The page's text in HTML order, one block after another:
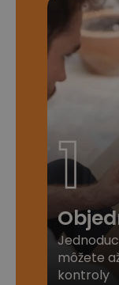
1
môžete
kontroly